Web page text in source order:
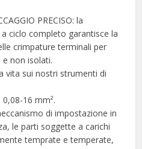
PRECISO: la
ciclo completo garantisce la
crimpature terminali per
non isolati.
vita sui nostri strumenti di
16 mm².
di impostazione in
le parti soggette a carichi
temprate e temperate,